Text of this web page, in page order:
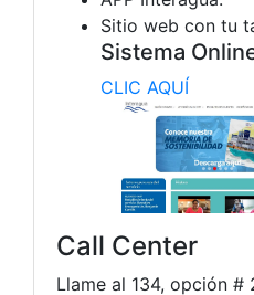
Sitio web con tu
Sistema
CLIC AQUÍ
Call Center
Llame al 134, opción #